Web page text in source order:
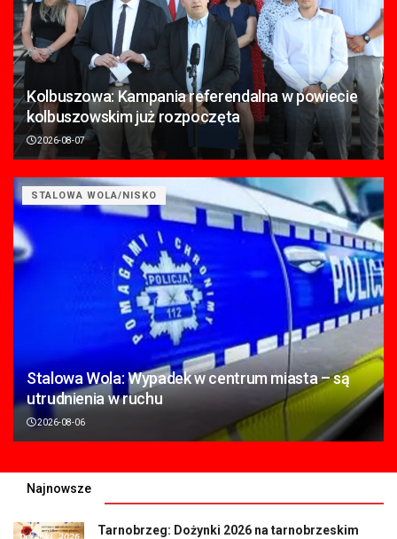
Kolbuszowa: Kampania referendalna w powiecie
kolbuszowskim już rozpoczęta
2026-08-07
STALOWA WOLA/NISKO
Stalowa Wola: Wypadek w centrum miasta – są
utrudnienia w ruchu
2026-08-06
Najnowsze
Tarnobrzeg: Dożynki 2026 na tarnobrzeskim